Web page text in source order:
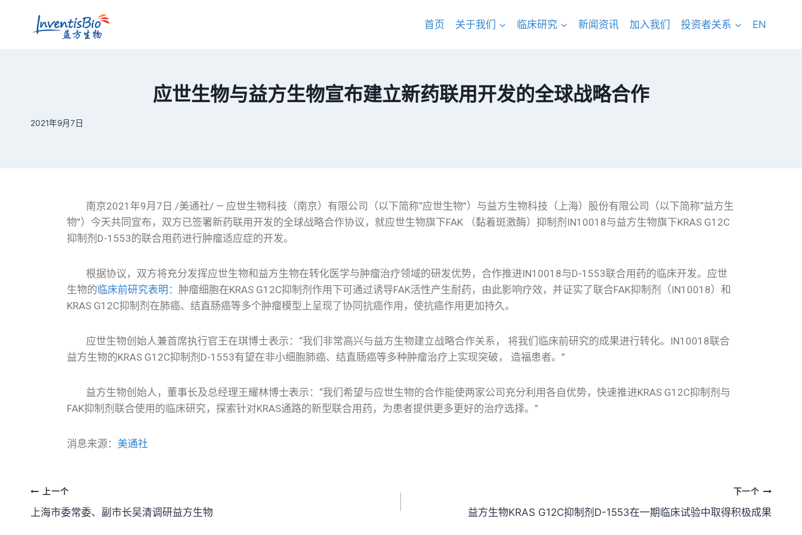
首页 关于我们 临床研究 新闻资讯 加入我们 投资者关系 EN
应世生物与益方生物宣布建立新药联用开发的全球战略合作
2021年9月7日
南京2021年9月7日 /美通社/ — 应世生物科技（南京）有限公司（以下简称“应世生物”）与益方生物科技（上海）股份有限公司（以下简称“益方生
物”）今天共同宣布，双方已签署新药联用开发的全球战略合作协议，就应世生物旗下FAK （黏着斑激酶）抑制剂IN10018与益方生物旗下KRAS G12C
抑制剂D-1553的联合用药进行肿瘤适应症的开发。
根据协议，双方将充分发挥应世生物和益方生物在转化医学与肿瘤治疗领域的研发优势，合作推进IN10018与D-1553联合用药的临床开发。应世
生物的临床前研究表明 ：肿瘤细胞在KRAS G12C抑制剂作用下可通过诱导FAK活性产生耐药，由此影响疗效，并证实了联合FAK抑制剂（IN10018）和
KRAS G12C抑制剂在肺癌、结直肠癌等多个肿瘤模型上呈现了协同抗癌作用，使抗癌作用更加持久。
应世生物创始人兼首席执行官王在琪博士表示：“我们非常高兴与益方生物建立战略合作关系， 将我们临床前研究的成果进行转化。IN10018联合
益方生物的KRAS G12C抑制剂D-1553有望在非小细胞肺癌、结直肠癌等多种肿瘤治疗上实现突破， 造福患者。”
益方生物创始人，董事长及总经理王耀林博士表示：“我们希望与应世生物的合作能使两家公司充分利用各自优势，快速推进KRAS G12C抑制剂与
FAK抑制剂联合使用的临床研究，探索针对KRAS通路的新型联合用药，为患者提供更多更好的治疗选择。”
消息来源： 美通社
上一个
上海市委常委、副市长吴清调研益方生物
下一个
益方生物KRAS G12C抑制剂D-1553在一期临床试验中取得积极成果